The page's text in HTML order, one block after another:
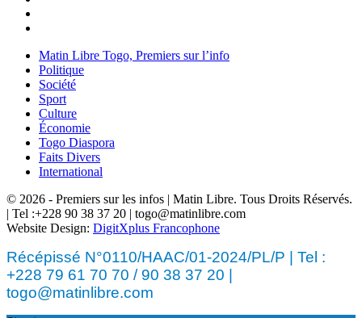
Matin Libre Togo, Premiers sur l’info
Politique
Société
Sport
Culture
Économie
Togo Diaspora
Faits Divers
International
© 2026 - Premiers sur les infos | Matin Libre. Tous Droits Réservés.
| Tel :+228 90 38 37 20 | togo@matinlibre.com
Website Design: DigitXplus Francophone
Récépissé N°0110/HAAC/01-2024/PL/P | Tel :
+228 79 61 70 70 / 90 38 37 20 |
togo@matinlibre.com